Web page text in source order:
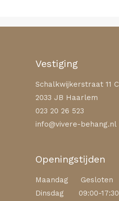
Vestiging
Schalkwijkerstraat 11 C
2033 JB Haarlem
023 20 26 523
info@vivere-behang.nl
Openingstijden
Maandag Gesloten
Dinsdag 09:00-17:30